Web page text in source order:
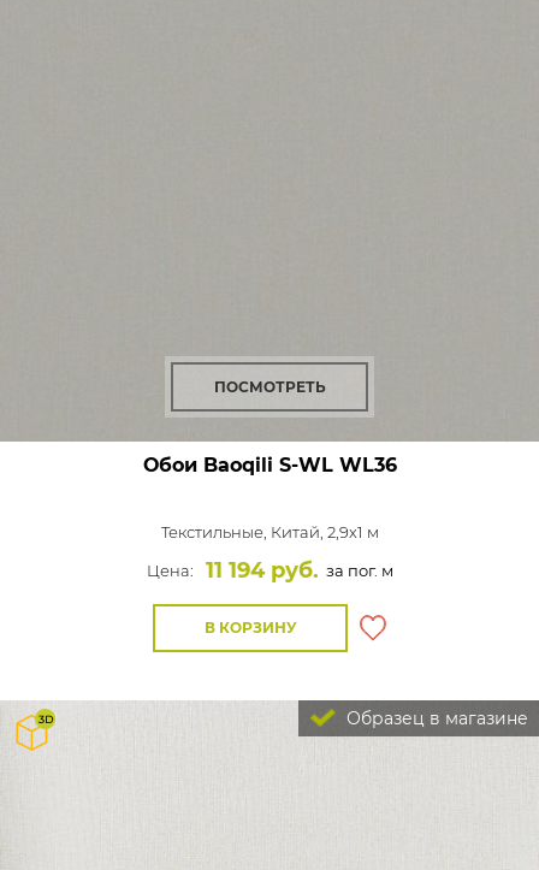
ПОСМОТРЕТЬ
Обои Baoqili S-WLWL36
Текстильные, Китай, 2,9x1 м
Цена:
11 194 руб. за пог. м
В КОРЗИНУ
Образец в магазине